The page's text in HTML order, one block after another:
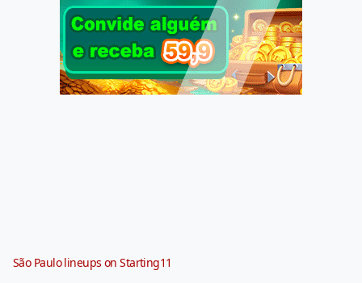
São Paulo lineups on Starting11